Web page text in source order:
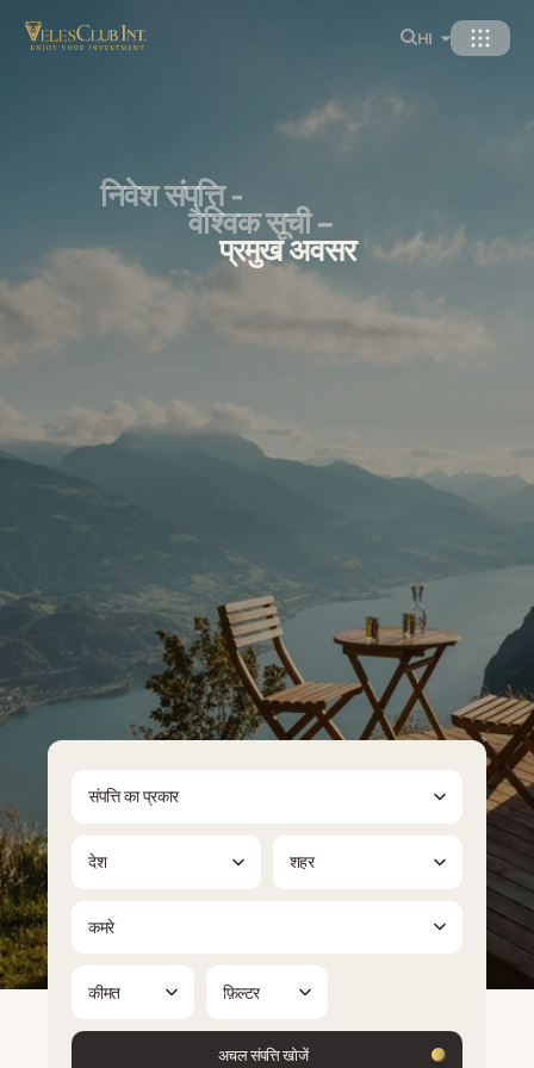
HI
निवेश संपत्ति -
वैश्विक सूची –
प्रमुख अवसर
संपत्ति का प्रकार
देश शहर
कमरे
कीमत फ़िल्टर
अचल संपत्ति खोजें